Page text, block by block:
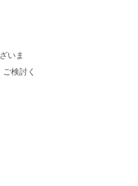
いま
検討く